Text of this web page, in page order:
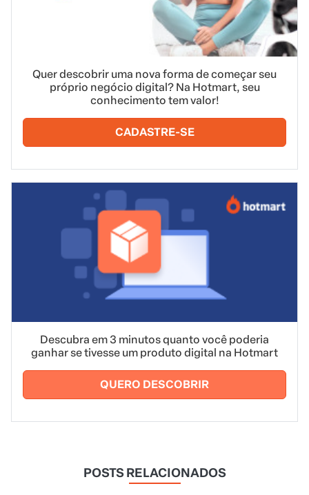
Quer descobrir uma nova forma de começar seu
próprio negócio digital? Na Hotmart, seu
conhecimento tem valor!
CADASTRE-SE
Descubra em 3 minutos quanto você poderia
ganhar se tivesse um produto digital na Hotmart
QUERO DESCOBRIR
POSTS RELACIONADOS